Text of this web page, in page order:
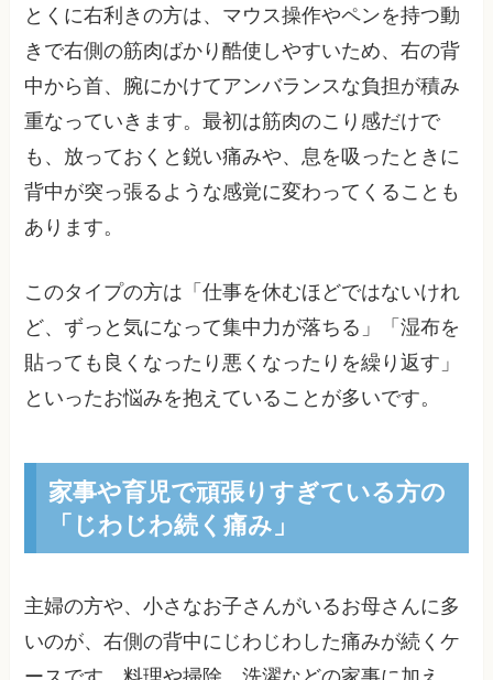
とくに右利きの方は、マウス操作やペンを持つ動
きで右側の筋肉ばかり酷使しやすいため、右の背
中から首、腕にかけてアンバランスな負担が積み
重なっていきます。最初は筋肉のこり感だけで
も、放っておくと鋭い痛みや、息を吸ったときに
背中が突っ張るような感覚に変わってくることも
あります。
このタイプの方は「仕事を休むほどではないけれ
ど、ずっと気になって集中力が落ちる」「湿布を
貼っても良くなったり悪くなったりを繰り返す」
といったお悩みを抱えていることが多いです。
家事や育児で頑張りすぎている方の
「じわじわ続く痛み」
主婦の方や、小さなお子さんがいるお母さんに多
いのが、右側の背中にじわじわした痛みが続くケ